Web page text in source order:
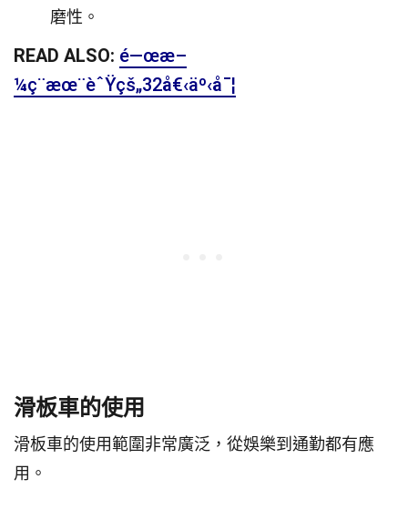
磨性。
READ ALSO: é—œæ–
¼ç¨æœ¨èˆŸçš„32å€‹äº‹å¯¦
滑板車的使用
滑板車的使用範圍非常廣泛，從娛樂到通勤都有應
用。